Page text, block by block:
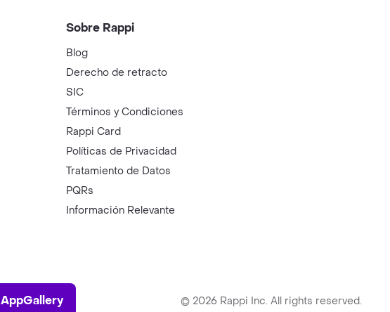
Sobre Rappi
Blog
Derecho de retracto
SIC
Términos y Condiciones
Rappi Card
Políticas de Privacidad
Tratamiento de Datos
PQRs
Información Relevante
AppGallery
AppGallery © 2026 Rappi Inc. All rights reserved.